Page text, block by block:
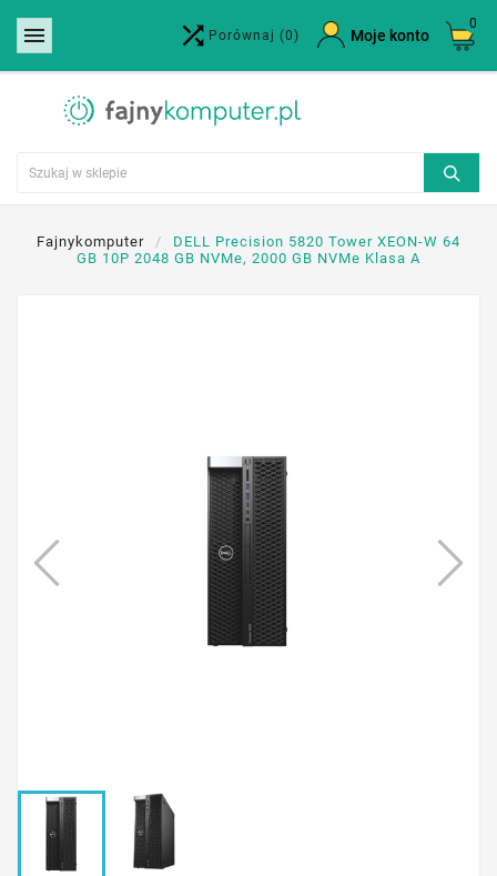
  Porównaj (0) Moje konto
0
Fajnykomputer
DELL Precision 5820 Tower XEON-W 64
GB 10P 2048 GB NVMe, 2000 GB NVMe Klasa A
Utwórz listę życzeń ×
Nazwa listy życzeń
Anuluj Utwórz listę życzeń